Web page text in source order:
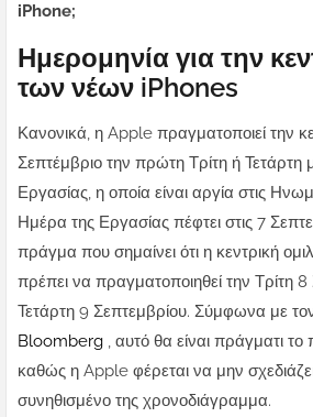
iPhone;
Ημερομηνία για την
των νέων iPhones
Κανονικά, η Apple πραγματοποιεί την
Σεπτέμβριο την πρώτη Τρίτη ή Τετάρτη
Εργασίας, η οποία είναι αργία στις
Ημέρα της Εργασίας πέφτει στις 7
πράγμα που σημαίνει ότι η κεντρική
πρέπει να πραγματοποιηθεί την Τρίτη
Τετάρτη 9 Σεπτεμβρίου. Σύμφωνα με
Bloomberg , αυτό θα είναι πράγματι
καθώς η Apple φέρεται να μην
συνηθισμένο της χρονοδιάγραμμα.